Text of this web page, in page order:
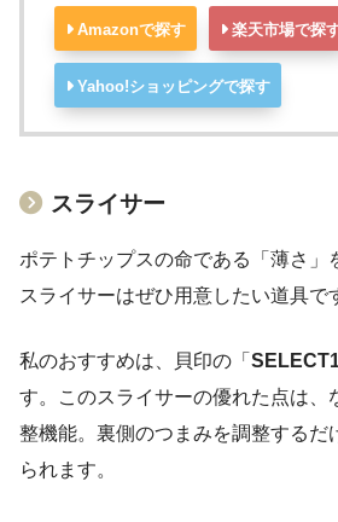
Amazonで探す 楽天市場で探
Yahoo!ショッピングで探す
スライサー
ポテトチップスの命である「薄さ」
スライサーはぜひ用意したい道具で
私のおすすめは、貝印の「
す。このスライサーの優れた点は、
整機能。裏側のつまみを調整するだ
られます。